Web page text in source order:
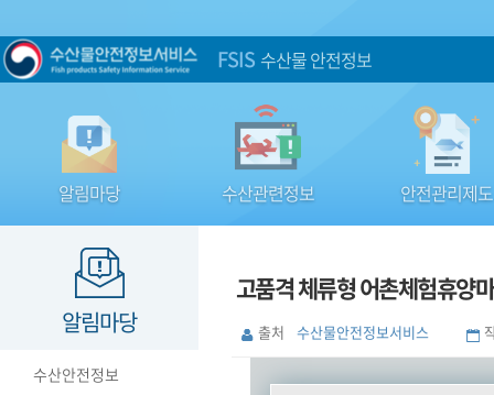
FSIS 수산물 안전정보
알림마당 수산관련정보 안전관리제도
알림마당
수산안전정보
고품격 체류형 어촌체험휴양
출처 수산물안전정보서비스